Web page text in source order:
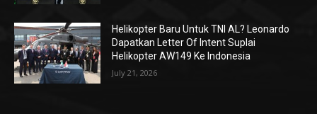
Helikopter Baru Untuk TNI AL? Leonardo
Dapatkan Letter Of Intent Suplai
Helikopter AW149 Ke Indonesia
July 21, 2026